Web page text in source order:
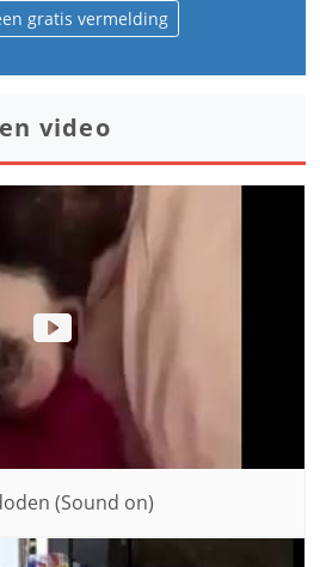
gratis vermelding
video
(Sound on)